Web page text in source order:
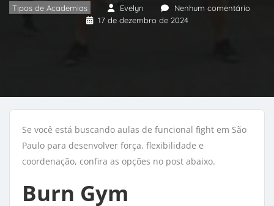
Tipos de Academias Evelyn
Nenhum comentário
17 de dezembro de 2024
Se você está buscando aulas de funcional fight em São
Paulo para desenvolver força, flexibilidade e
coordenação, confira as opções no post abaixo.
Burn Gym